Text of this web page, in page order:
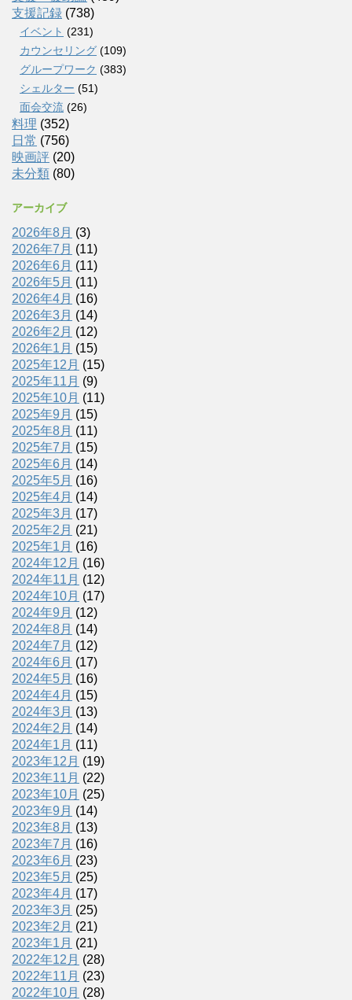
支援記録 (738)
イベント (231)
カウンセリング (109)
グループワーク (383)
シェルター (51)
面会交流 (26)
料理 (352)
日常 (756)
映画評 (20)
未分類 (80)
アーカイブ
2026年8月 (3)
2026年7月 (11)
2026年6月 (11)
2026年5月 (11)
2026年4月 (16)
2026年3月 (14)
2026年2月 (12)
2026年1月 (15)
2025年12月 (15)
2025年11月 (9)
2025年10月 (11)
2025年9月 (15)
2025年8月 (11)
2025年7月 (15)
2025年6月 (14)
2025年5月 (16)
2025年4月 (14)
2025年3月 (17)
2025年2月 (21)
2025年1月 (16)
2024年12月 (16)
2024年11月 (12)
2024年10月 (17)
2024年9月 (12)
2024年8月 (14)
2024年7月 (12)
2024年6月 (17)
2024年5月 (16)
2024年4月 (15)
2024年3月 (13)
2024年2月 (14)
2024年1月 (11)
2023年12月 (19)
2023年11月 (22)
2023年10月 (25)
2023年9月 (14)
2023年8月 (13)
2023年7月 (16)
2023年6月 (23)
2023年5月 (25)
2023年4月 (17)
2023年3月 (25)
2023年2月 (21)
2023年1月 (21)
2022年12月 (28)
2022年11月 (23)
2022年10月 (28)